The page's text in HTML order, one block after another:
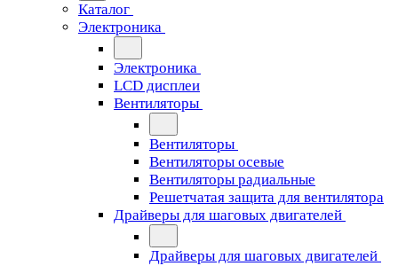
Каталог
Электроника
Электроника
LCD дисплеи
Вентиляторы
Вентиляторы
Вентиляторы осевые
Вентиляторы радиальные
Решетчатая защита для вентилятора
Драйверы для шаговых двигателей
Драйверы для шаговых двигателей